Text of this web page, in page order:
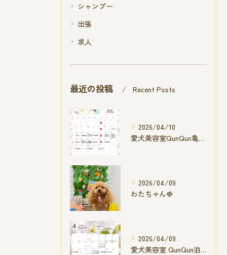
シャンプー
出張
求人
最近の投稿 Recent Posts
2026/04/10
愛犬美容室QunQun亀山エコー店
2026/04/09
わたちゃん🍓
2026/04/09
愛犬美容室 QunQun泊店 4月空き状況です